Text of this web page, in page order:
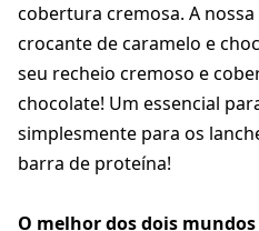
cobertura cremosa. A
crocante de caramelo e
seu recheio cremoso e
chocolate! Um essencial
simplesmente para os
barra de proteína!
O melhor dos dois